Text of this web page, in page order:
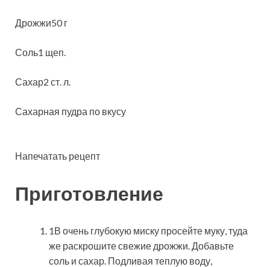
Дрожжи50 г
Соль1 щеп.
Сахар2 ст. л.
Сахарная пудра по вкусу
Напечатать рецепт
Приготовление
1В очень глубокую миску просейте муку, туда
же раскрошите свежие дрожжи. Добавьте
соль и сахар. Подливая теплую воду,